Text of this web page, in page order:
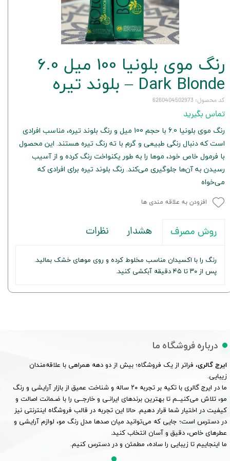
رنگ موی بلونیا 100 میل 6.0
Dark Blonde – بلوند تیره
کد محصول: 6260404502973
تماس بگیرید
رنگ موی بلونیا 6.0 با حجم 100 میل و رنگ بلوند تیره، مناسب افرادی
است که دنبال رنگی طبیعی و گرم با ته رنگ تیره هستند. این محصول
با فرمول خاص خود، موها را به طور یکنواخت رنگ کرده و از آسیب
رسیدن به آن‌ها جلوگیری می‌کند. رنگ بلوند تیره برای افرادی که
می‌خواه
افزودن به علاقه مندی ها
روش مصرف هشدار نظرات
رنگ را با اکسیدان مناسب مخلوط کرده و روی موهای خشک بمالید.
پس از ۳۰ تا ۴۵ دقیقه آبکشی کنید.
درباره فروشگاه ما
ایرج گالری، فراتر از یک فروشگاه؛ بیش از دو دهه همراهی با علاقه‌مندان
زیبایی.
ما در ایرج گالری با تکیه بر تجربه ۲۰ ساله و شناخت عمیق از بازار آرایشی و رنگ
مو، تلاش می‌کنیــم تا بهترین برندهای ایرانـی و خارجــی را با ضـمانت اصالت و
کیفیت در اختیار شما قرار دهیم. حالا این تجربه در قالب فروشگاه اینترنتی نیز
در دسترس است؛ جایی که می‌توانید میان صدها مدل رنگ مو، لوازم آرایشی و
عطرهای خاص، دقیق و آسان انتخاب کنید.
ما اینجاییم تا زیبایی را ساده، مطمئن و در دسترس کنیم.